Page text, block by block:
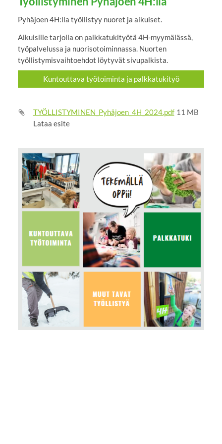
Pyhäjoen 4H:lla työllistyy nuoret ja aikuiset.
Aikuisille tarjolla on palkkatukityötä 4H-myymälässä,
työpalvelussa ja nuorisotoiminnassa. Nuorten
työllistymisvaihtoehdot löytyvät sivupalkista.
Kuntouttava työtoiminta ja palkkatukityö
TYÖLLISTYMINEN_Pyhäjoen_4H_2024.pdf 11 MB
Lataa esite